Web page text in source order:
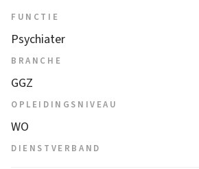
FUNCTIE
Psychiater
BRANCHE
GGZ
OPLEIDINGSNIVEAU
WO
DIENSTVERBAND